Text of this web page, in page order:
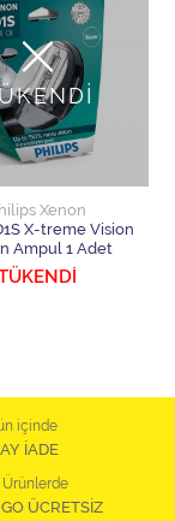
Xenon
X-treme Vision
Ampul 1 Adet
içinde
İADE
Ürünlerde
ÜCRETSİZ